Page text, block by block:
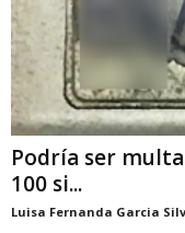
Podría ser
100 si...
Luisa Fernanda Garcia